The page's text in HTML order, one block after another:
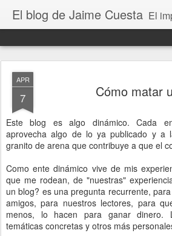
El blog de Jaime Cuesta El impacto de
APR
7 Cómo matar
Este blog es algo dinámico. Cada
aprovecha algo de lo ya publicado y a
granito de arena que contribuye a que el
Como ente dinámico vive de mis
que me rodean, de "nuestras"
un blog? es una pregunta recurrente,
amigos, para nuestros lectores, para
menos, lo hacen para ganar dinero.
temáticas concretas y otros más